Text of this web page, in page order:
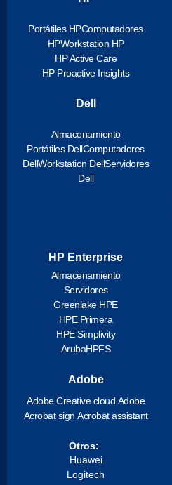
Portátiles HPComputadores
HPWorkstation HP
HP Active Care
HP Proactive Insights
Dell
Almacenamiento
Portátiles DellComputadores
DellWorkstation DellServidores
Dell
HP Enterprise
Almacenamiento
Servidores
Greenlake HPE
HPE Primera
HPE Simplivity
ArubaHPFS
Adobe
Adobe Creative cloud Adobe
Acrobat sign Acrobat assistant
Otros:
Huawei
Logitech